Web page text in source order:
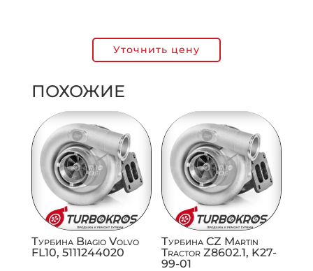
Уточнить цену
ПОХОЖИЕ
Турбина Biagio Volvo
FL10, 5111244020
Турбина CZ Martin
Tractor Z8602.1, K27-
99-01